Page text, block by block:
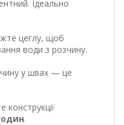
Ідеально
цеглу, щоб
води з розчину.
у швах — це
конструкції
.